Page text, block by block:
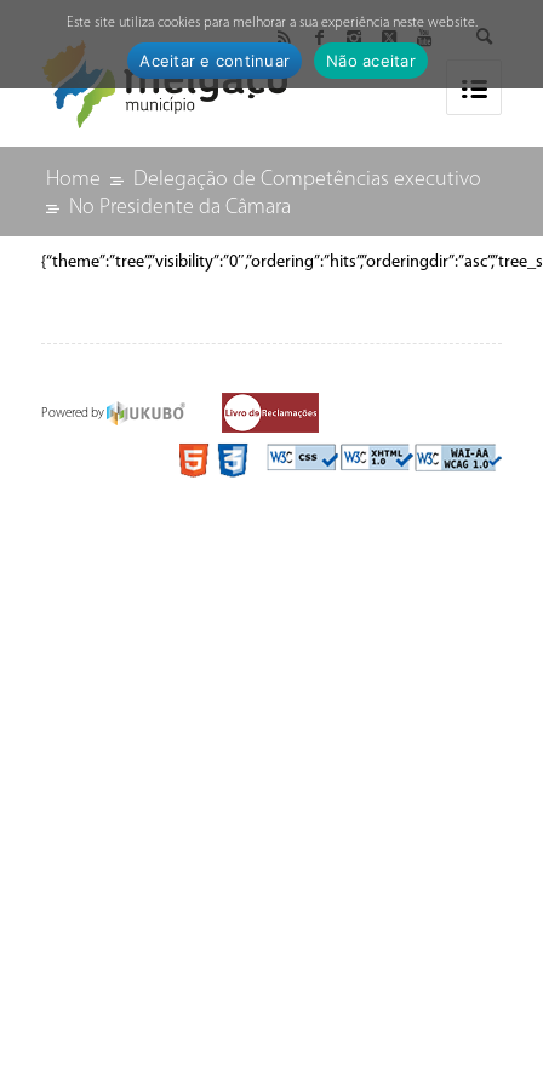
Home
Delegação de Competências executivo
No Presidente da Câmara
Powered by
Este site utiliza cookies para melhorar a sua experiência neste website.
Aceitar e continuar Não aceitar